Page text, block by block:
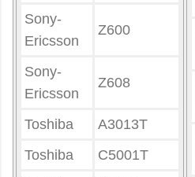
Sony-
Ericsson
Z600
Sony-
Ericsson
Z608
Toshiba
A3013T
Toshiba
C5001T